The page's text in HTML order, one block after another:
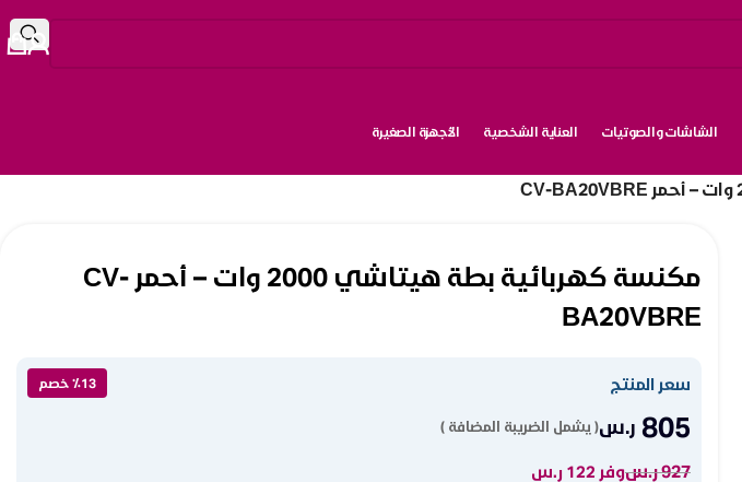
الشاشات والصوتيات العناية الشخصية الأجهزة الصغيرة
مكنسة كهربائية بطة هيتاشي 2000 وات – أحمر CV-
BA20VBRE
سعر المنتج ٪13 خصم
805 ر.س( يشمل الضريبة المضافة )
927ر.سوفر 122 ر.س